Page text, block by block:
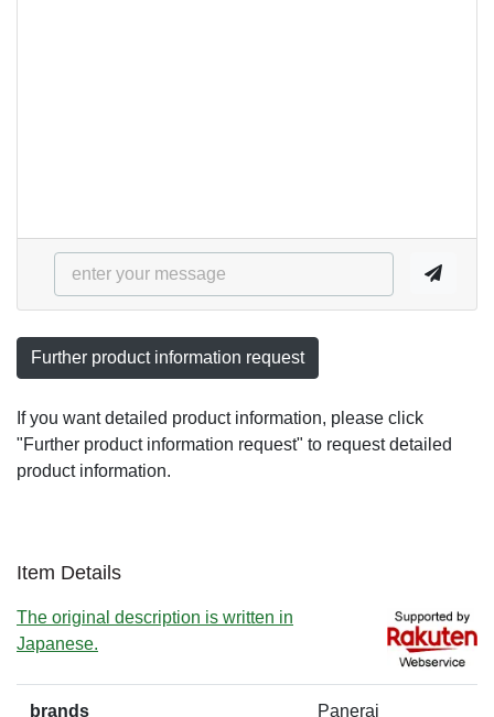
Further product information request
If you want detailed product information, please click
"Further product information request" to request detailed
product information.
Item Details
The original description is written in
Japanese.
brands Panerai